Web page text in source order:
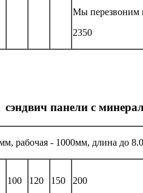
Мы перезвоним
2350
панели с
рабочая - 1000мм, длина до
100 120 150 200